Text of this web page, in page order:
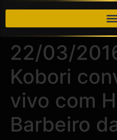
22/03/
Kobori
vivo com
Barbeiro